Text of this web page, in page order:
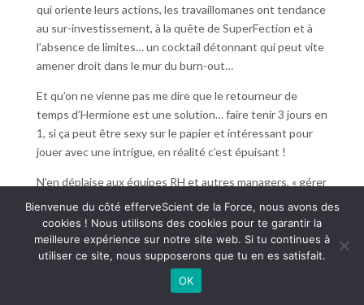
qui oriente leurs actions, les travaillomanes ont tendance
au sur-investissement, à la quête de SuperFection et à
l’absence de limites… un cocktail détonnant qui peut vite
amener droit dans le mur du burn-out…
Et qu’on ne vienne pas me dire que le retourneur de
temps d’Hermione est une solution… faire tenir 3 jours en
1, si ça peut être sexy sur le papier et intéressant pour
jouer avec une intrigue, en réalité c’est épuisant !
N’en déplaise aux équipes RH et autres managers, « gérer
son temps » ce n’est pas faire rentrer 2 jours en 1, ou
refiler 3 postes à une même personne (CQFD).
Le mot magique c’est
Bienvenue du côté efferveScient de la Force, nous avons des
cookies ! Nous utilisons des cookies pour te garantir la
meilleure expérience sur notre site web. Si tu continues à
utiliser ce site, nous supposerons que tu en es satisfait.
OK